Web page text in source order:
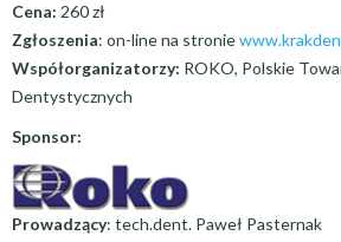
Cena: 260 zł
Zgłoszenia: on-line na stronie
Współorganizatorzy: ROKO, Polskie
Dentystycznych
Sponsor:
Prowadzący: tech.dent. Paweł Pasternak